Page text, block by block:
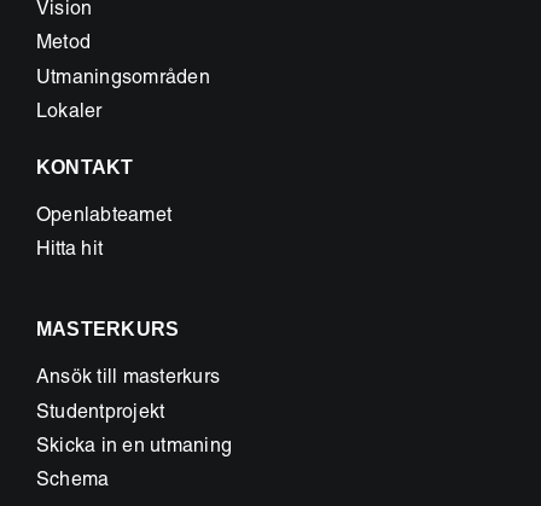
Vision
Metod
Utmaningsområden
Lokaler
KONTAKT
Openlabteamet
Hitta hit
MASTERKURS
Ansök till masterkurs
Studentprojekt
Skicka in en utmaning
Schema